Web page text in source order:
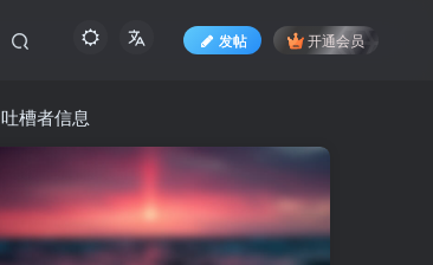
发帖 开通会员
吐槽者信息